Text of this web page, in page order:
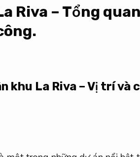
Riva – Tổng
khu La Riva – Vị trí và